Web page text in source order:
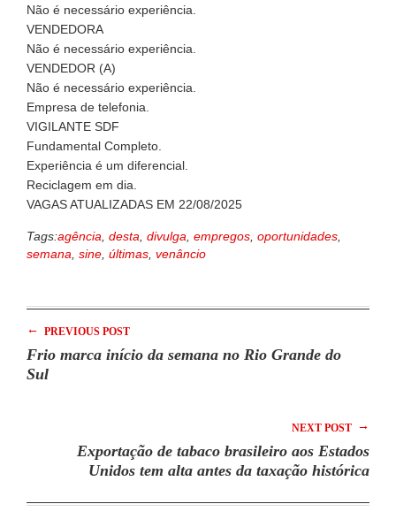
Não é necessário experiência.
VENDEDORA
Não é necessário experiência.
VENDEDOR (A)
Não é necessário experiência.
Empresa de telefonia.
VIGILANTE SDF
Fundamental Completo.
Experiência é um diferencial.
Reciclagem em dia.
VAGAS ATUALIZADAS EM 22/08/2025
Tags:agência desta divulga empregos oportunidades
semana sine últimas venâncio
← PREVIOUS POST
Frio marca início da semana no Rio Grande do
Sul
NEXT POST →
Exportação de tabaco brasileiro aos Estados
Unidos tem alta antes da taxação histórica